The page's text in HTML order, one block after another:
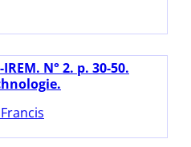
N° 2. p. 30-50.